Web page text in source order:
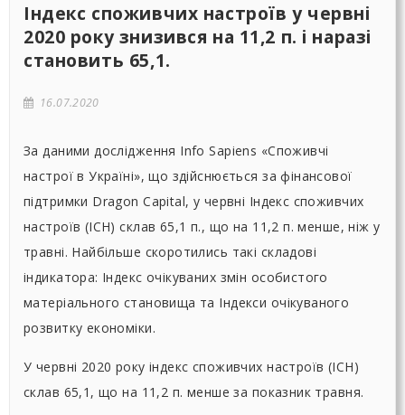
Індекс споживчих настроїв у червні
2020 року знизився на 11,2 п. і наразі
становить 65,1.
16.07.2020
За даними дослідження Info Sapiens «Споживчі
настрої в Україні», що здійснюється за фінансової
підтримки Dragon Capital, у червні Індекс споживчих
настроїв (ІСН) склав 65,1 п., що на 11,2 п. менше, ніж у
травні. Найбільше скоротились такі складові
індикатора: Індекс очікуваних змін особистого
матеріального становища та Iндекси очікуваного
розвитку економіки.
У червні 2020 року індекс споживчих настроїв (ІСН)
склав 65,1, що на 11,2 п. менше за показник травня.